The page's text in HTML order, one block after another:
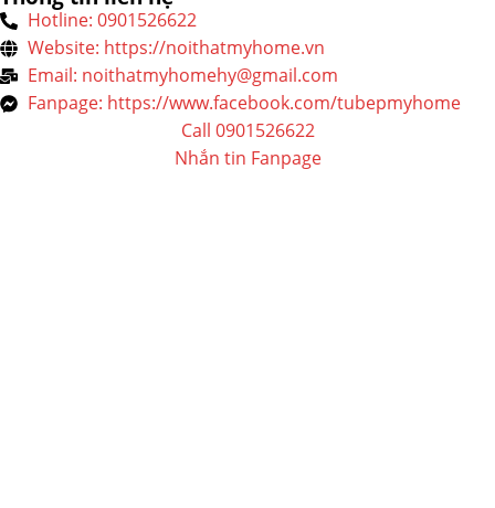
Hotline: 0901526622
Website: https://noithatmyhome.vn
Email: noithatmyhomehy@gmail.com
Fanpage: https://www.facebook.com/tubepmyhome
Call 0901526622
Nhắn tin Fanpage